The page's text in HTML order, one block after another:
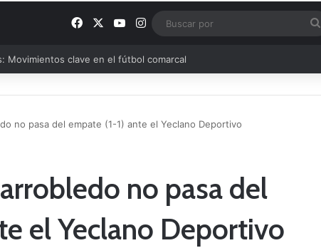
FacebookYouTube
Instagram
CB Criptana continúan perfilando sus plantillas
no pasa del empate (1-1) ante el Yeclano Deportivo
no pasa del
el Yeclano Deportivo